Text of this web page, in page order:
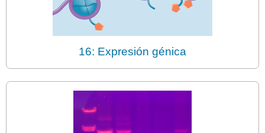
16: Expresión génica